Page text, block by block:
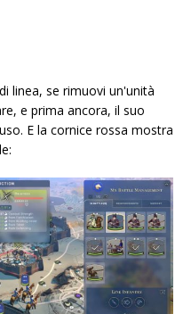
linea, se rimuovi un'unità
e prima ancora, il suo
E la cornice rossa mostra